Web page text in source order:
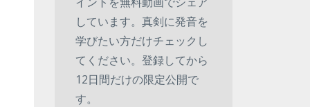
しています。真剣に発音を
学びたい方だけチェックし
てください。登録してから
12日間だけの限定公開で
す。